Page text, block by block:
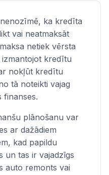
ka kredīta
vai neatmaksāt
netiek vērsta
kredītu
nokļūt kredītu
tā noteikti vajag
finanses.
plānošanu var
ar dažādiem
kad papildu
un tas ir vajadzīgs
auto remonts vai